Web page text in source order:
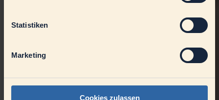
Statistiken
Marketing
Cookies zulassen